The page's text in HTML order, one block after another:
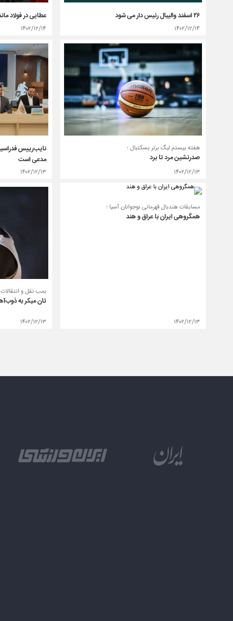
۲۶ اسفند والیبال رئیس دار می شود
۱۴۰۲/۱۲/۱۴
عطایی در فولاد
۱۴۰۲/۱۲/۱۴
هفته بیستم لیگ برتر بسکتبال ؛
صدرنشین مرد تا برد
۱۴۰۲/۱۲/۱۳
نایب‌رییس
مدعی است
۱۴۰۲/۱۲/۱۳
مسابقات هندبال قهرمانی نوجوانان آسیا ؛
همگروهی ایران با عراق و هند
۱۴۰۲/۱۲/۱۳
بمب نقل و
تان میکر به
۱۴۰۲/۱۲/۱۳